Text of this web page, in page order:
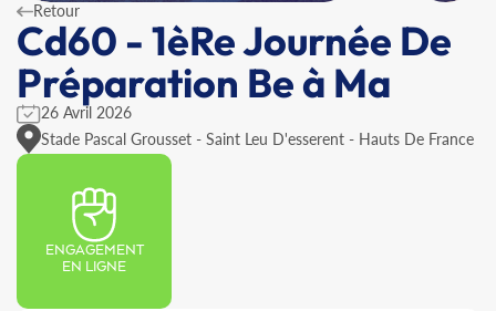
Retour
Cd60 - 1èRe Journée De
Préparation Be à Ma
26 Avril 2026
Stade Pascal Grousset - Saint Leu D'esserent - Hauts De France
ENGAGEMENT
EN LIGNE